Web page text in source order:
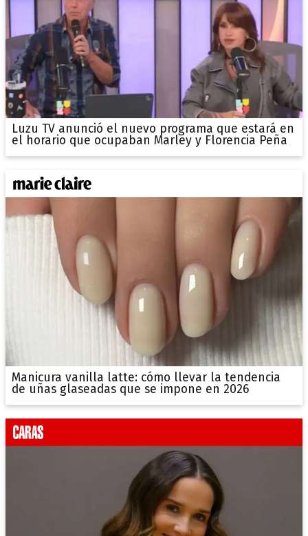
Luzu TV anunció el nuevo programa que estará en
el horario que ocupaban Marley y Florencia Peña
Manicura vanilla latte: cómo llevar la tendencia
de uñas glaseadas que se impone en 2026